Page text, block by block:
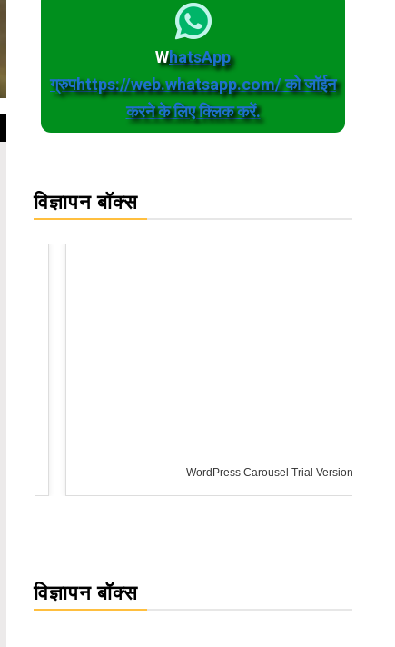
WhatsApp
ग्रुपhttps://web.whatsapp.com/ को जॉईन
करने के लिए क्लिक करें.
विज्ञापन बॉक्स
WordPress Carousel Trial Version
विज्ञापन बॉक्स